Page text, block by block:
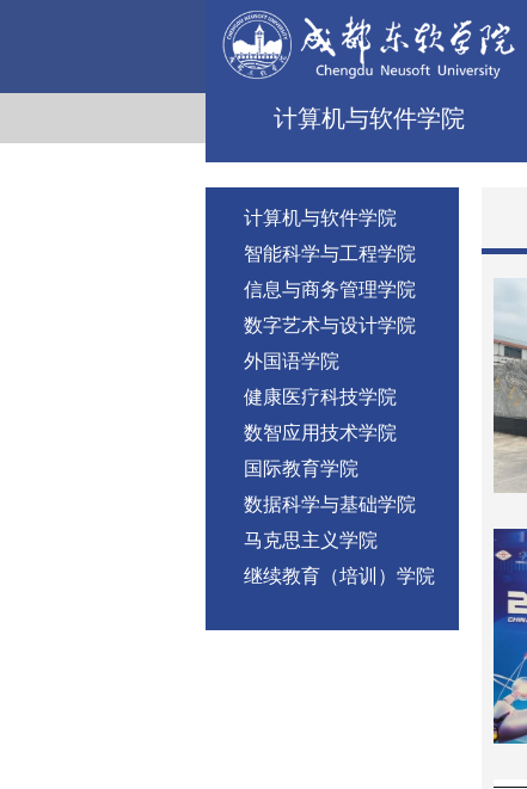
计算机与软件学院
计算机与软件学院
智能科学与工程学院
信息与商务管理学院
数字艺术与设计学院
外国语学院
健康医疗科技学院
数智应用技术学院
国际教育学院
数据科学与基础学院
马克思主义学院
继续教育（培训）学院